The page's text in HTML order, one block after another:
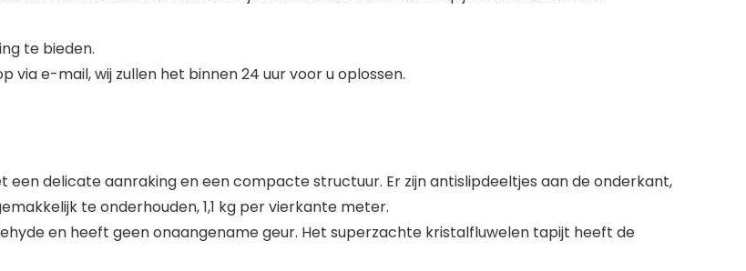
te bieden.
e-mail, wij zullen het binnen 24 uur voor u oplossen.
delicate aanraking en een compacte structuur. Er zijn antislipdeeltjes aan de onderkant,
te onderhouden, 1,1 kg per vierkante meter.
en heeft geen onaangename geur. Het superzachte kristalfluwelen tapijt heeft de